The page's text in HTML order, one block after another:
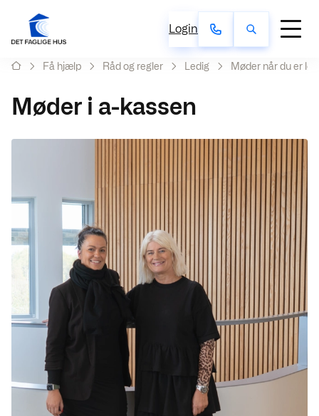
Login
Få hjælp Råd og regler Ledig Møder når du er
Møder i a-kassen